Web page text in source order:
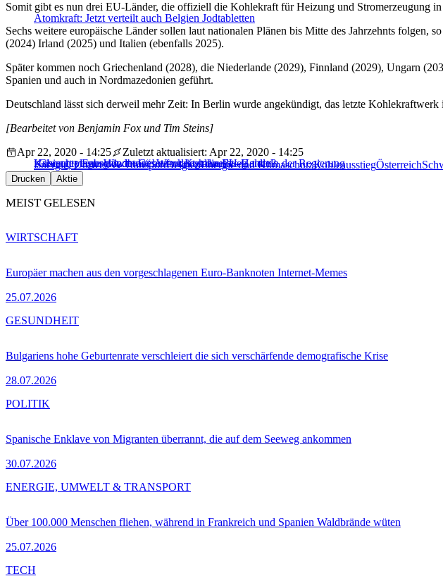
Atomkraft: Jetzt verteilt auch Belgien Jodtabletten
Somit gibt es nun drei EU-Länder, die offiziell die Kohlekraft für Heizung und Stromerzeugung in
Sechs weitere europäische Länder sollen laut nationalen Plänen bis Mitte des Jahrzehnts
(2024) Irland (2025) und Italien (ebenfalls 2025).
Später kommen noch Griechenland (2028), die Niederlande (2029), Finnland (2029), Ungarn
Spanien und auch in Nordmazedonien geführt.
Deutschland lässt sich derweil mehr Zeit: In Berlin wurde angekündigt, das letzte
[Bearbeitet von Benjamin Fox und Tim Steins]
Kabinett verabschiedet Gesetz zu Kohleausstieg
Krisengeplagte Windbranche fordert schnelles Handeln der Regierung
„Gerechte Energiewende“: Wer kriegt die EU-Gelder?
Apr 22, 2020 - 14:25
Zuletzt aktualisiert: Apr 22, 2020 - 14:25
Energie, Umwelt & TransportBelgienEnergie und KlimaschutzKohleausstiegÖsterreich
Drucken Aktie
MEIST GELESEN
Europäer machen aus den vorgeschlagenen Euro-Banknoten Internet-Memes
25.07.2026
WIRTSCHAFT
Bulgariens hohe Geburtenrate verschleiert die sich verschärfende demografische Krise
28.07.2026
GESUNDHEIT
Spanische Enklave von Migranten überrannt, die auf dem Seeweg ankommen
30.07.2026
POLITIK
Über 100.000 Menschen fliehen, während in Frankreich und Spanien Waldbrände wüten
25.07.2026
ENERGIE, UMWELT & TRANSPORT
TECH